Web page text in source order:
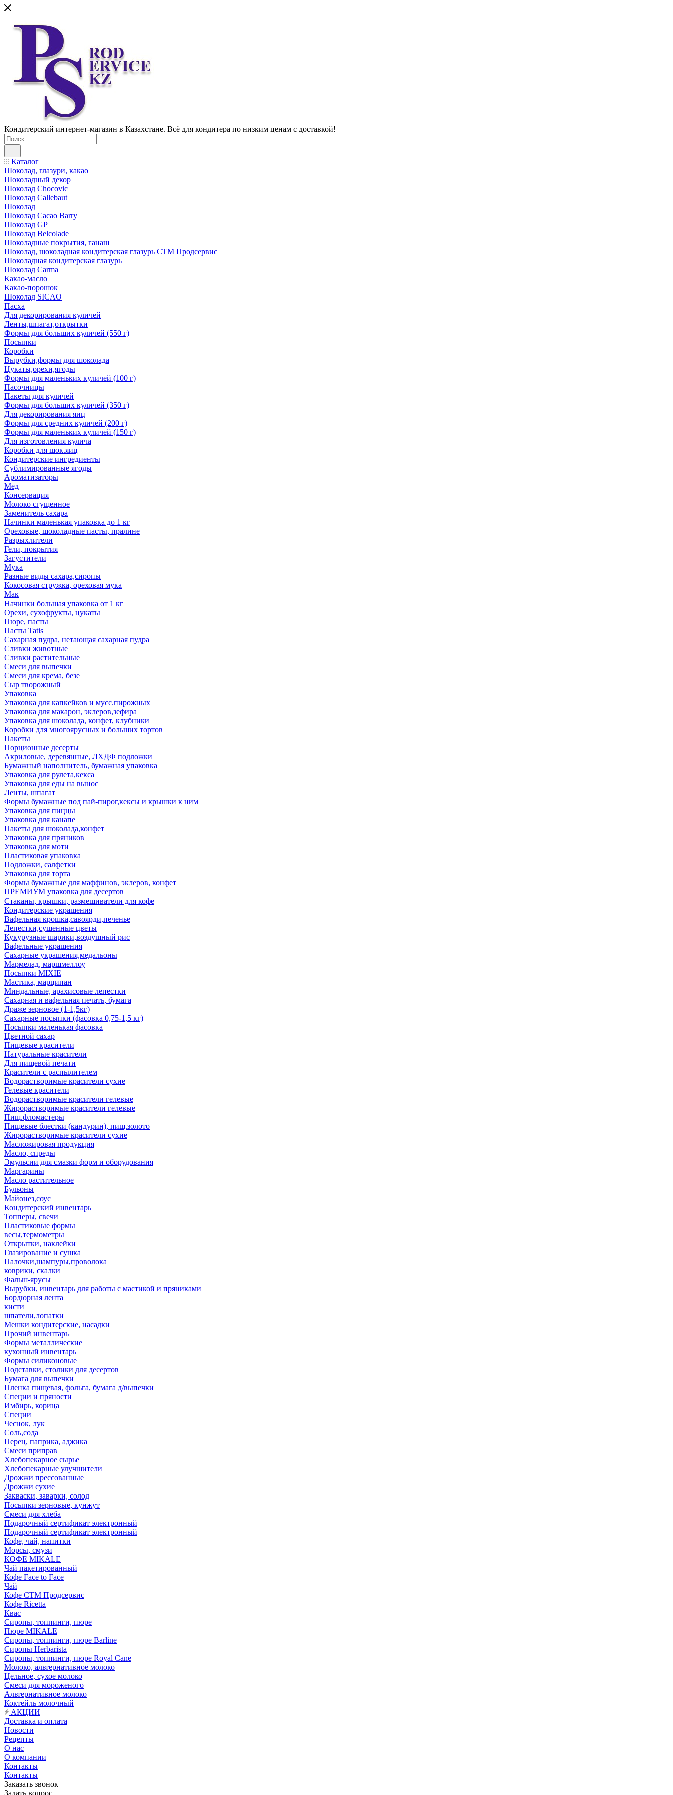
Кондитерский интернет-магазин в Казахстане. Всё для кондитера по низким ценам с доставкой!
Каталог
Шоколад, глазури, какао
Шоколадный декор
Шоколад Chocovic
Шоколад Callebaut
Шоколад
Шоколад Cacao Barry
Шоколад GP
Шоколад Belcolade
Шоколадные покрытия, ганаш
Шоколад, шоколадная кондитерская глазурь СТМ Продсервис
Шоколадная кондитерская глазурь
Шоколад Carma
Какао-масло
Какао-порошок
Шоколад SICAO
Пасха
Для декорирования куличей
Ленты,шпагат,открытки
Формы для больших куличей (550 г)
Посыпки
Коробки
Вырубки,формы для шоколада
Цукаты,орехи,ягоды
Формы для маленьких куличей (100 г)
Пасочницы
Пакеты для куличей
Формы для больших куличей (350 г)
Для декорирования яиц
Формы для средних куличей (200 г)
Формы для маленьких куличей (150 г)
Для изготовления кулича
Коробки для шок.яиц
Кондитерские ингредиенты
Сублимированные ягоды
Ароматизаторы
Мед
Консервация
Молоко сгущенное
Заменитель сахара
Начинки маленькая упаковка до 1 кг
Ореховые, шоколадные пасты, пралине
Разрыхлители
Гели, покрытия
Загустители
Мука
Разные виды сахара,сиропы
Кокосовая стружка, ореховая мука
Мак
Начинки большая упаковка от 1 кг
Орехи, сухофрукты, цукаты
Пюре, пасты
Пасты Tatis
Сахарная пудра, нетающая сахарная пудра
Сливки животные
Сливки растительные
Смеси для выпечки
Смеси для крема, безе
Сыр творожный
Упаковка
Упаковка для капкейков и мусс.пирожных
Упаковка для макарон, эклеров,зефира
Упаковка для шоколада, конфет, клубники
Коробки для многоярусных и больших тортов
Пакеты
Порционные десерты
Акриловые, деревянные, ЛХДФ подложки
Бумажный наполнитель, бумажная упаковка
Упаковка для рулета,кекса
Упаковка для еды на вынос
Ленты, шпагат
Формы бумажные под пай-пирог,кексы и крышки к ним
Упаковка для пиццы
Упаковка для канапе
Пакеты для шоколада,конфет
Упаковка для пряников
Упаковка для моти
Пластиковая упаковка
Подложки, салфетки
Упаковка для торта
Формы бумажные для маффинов, эклеров, конфет
ПРЕМИУМ упаковка для десертов
Стаканы, крышки, размешиватели для кофе
Кондитерские украшения
Вафельная крошка,савоярди,печенье
Лепестки,сушенные цветы
Кукурузные шарики,воздушный рис
Вафельные украшения
Сахарные украшения,медальоны
Мармелад, маршмеллоу
Посыпки MIXIE
Мастика, марципан
Миндальные, арахисовые лепестки
Сахарная и вафельная печать, бумага
Драже зерновое (1-1,5кг)
Сахарные посыпки (фасовка 0,75-1,5 кг)
Посыпки маленькая фасовка
Цветной сахар
Пищевые красители
Натуральные красители
Для пищевой печати
Красители с распылителем
Водорастворимые красители сухие
Гелевые красители
Водорастворимые красители гелевые
Жирорастворимые красители гелевые
Пищ.фломастеры
Пищевые блестки (кандурин), пищ.золото
Жирорастворимые красители сухие
Масложировая продукция
Масло, спреды
Эмульсии для смазки форм и оборудования
Маргарины
Масло растительное
Бульоны
Майонез,соус
Кондитерский инвентарь
Топперы, свечи
Пластиковые формы
весы,термометры
Открытки, наклейки
Глазирование и сушка
Палочки,шампуры,проволока
коврики, скалки
Фальш-ярусы
Вырубки, инвентарь для работы с мастикой и пряниками
Бордюрная лента
кисти
шпатели,лопатки
Мешки кондитерские, насадки
Прочий инвентарь
Формы металлические
кухонный инвентарь
Формы силиконовые
Подставки, столики для десертов
Бумага для выпечки
Пленка пищевая, фольга, бумага д/выпечки
Специи и пряности
Имбирь, корица
Специи
Чеснок, лук
Соль,сода
Перец, паприка, аджика
Смеси приправ
Хлебопекарное сырье
Хлебопекарные улучшители
Дрожжи прессованные
Дрожжи сухие
Закваски, заварки, солод
Посыпки зерновые, кунжут
Смеси для хлеба
Подарочный сертификат электронный
Подарочный сертификат электронный
Кофе, чай, напитки
Морсы, смузи
КОФЕ MIKALE
Чай пакетированный
Кофе Face to Face
Чай
Кофе СТМ Продсервис
Кофе Ricetta
Квас
Сиропы, топпинги, пюре
Пюре MIKALE
Сиропы, топпинги, пюре Barline
Сиропы Herbarista
Сиропы, топпинги, пюре Royal Cane
Молоко, альтернативное молоко
Цельное, сухое молоко
Смеси для мороженого
Альтернативное молоко
Коктейль молочный
АКЦИИ
Доставка и оплата
Новости
Рецепты
О нас
О компании
Контакты
Контакты
Заказать звонок
Задать вопрос